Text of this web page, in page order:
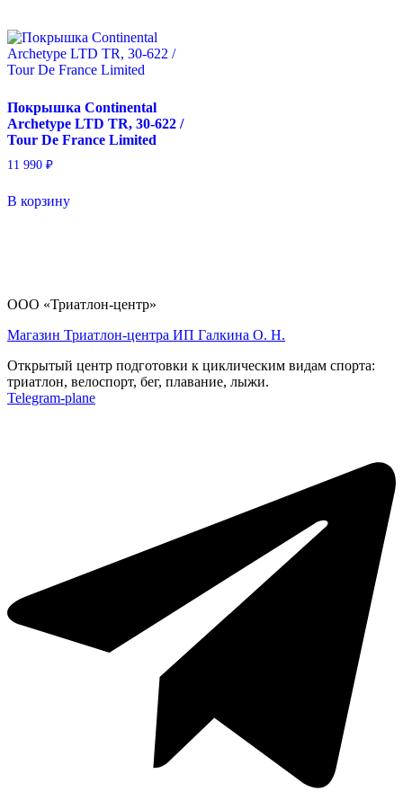
Покрышка Continental
Archetype LTD TR, 30-622 /
Tour De France Limited
11 990 ₽
В корзину
ООО «Триатлон-центр»
Магазин Триатлон-центра ИП Галкина О. Н.
Открытый центр подготовки к циклическим видам спорта:
триатлон, велоспорт, бег, плавание, лыжи.
Telegram-plane